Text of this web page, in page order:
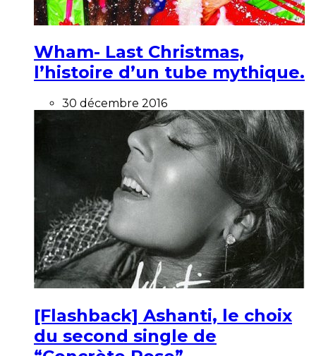
Wham- Last Christmas,
l’histoire d’un tube mythique.
30 décembre 2016
[Flashback] Ashanti, le choix
du second single de